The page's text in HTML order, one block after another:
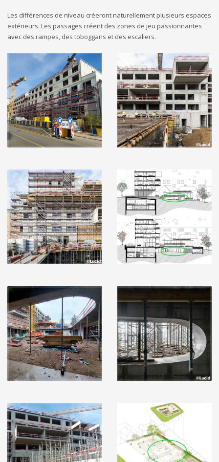
Les différences de niveau créeront naturellement plusieurs espaces
extérieurs. Les passages créent des zones de jeu passionnantes
avec des rampes, des toboggans et des escaliers.